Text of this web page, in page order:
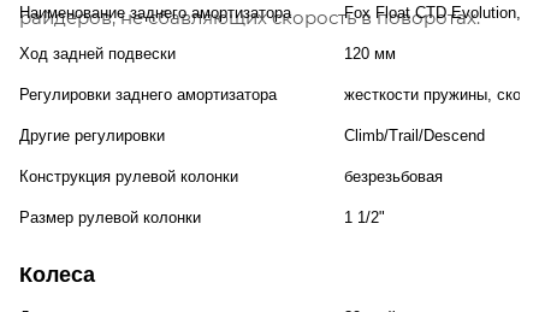
райдеров, не сбавляющих скорость в поворотах.
Наименование заднего амортизатора Fox Float CTD Evolution,
Ход задней подвески 120 мм
Регулировки заднего амортизатора жесткости пружины,
Другие регулировки Climb/Trail/Descend
Конструкция рулевой колонки безрезьбовая
Размер рулевой колонки 1 1/2"
Колеса